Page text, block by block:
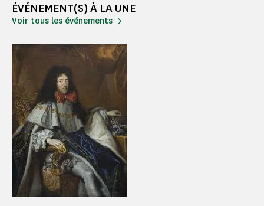
ÉVÉNEMENT(S) À LA UNE
Voir tous les événements